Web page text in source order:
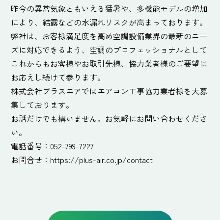
昨今の異常気象ともいえる猛暑や、多機能モデルの増加
により、結露などの水漏れリスクが高まっております。
弊社は、お客様満足度を高め空調設備業界の最新のニー
ズに対応できるよう、空調のプロフェッショナルとして
これからもお客様やお取引先様、協力業者様のご要望に
お応えし続けて参ります。
株式会社プラスエアではエアコン工事協力業者様を大募
集しております。
お話だけでも構いません。お気軽にお問い合わせくださ
い。
電話番号：052-799-7227
お問合せ： https://plus-air.co.jp/contact